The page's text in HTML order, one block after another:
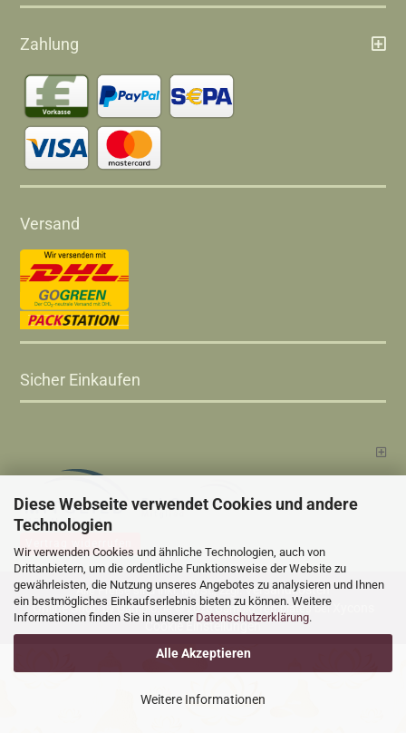
Diese Webseite verwendet Cookies und andere
Technologien
Wir verwenden Cookies und ähnliche Technologien, auch von
Drittanbietern, um die ordentliche Funktionsweise der Website zu
gewährleisten, die Nutzung unseres Angebotes zu analysieren und Ihnen
ein bestmögliches Einkaufserlebnis bieten zu können. Weitere
Informationen finden Sie in unserer Datenschutzerklärung.
Alle Akzeptieren
Weitere Informationen
Zahlung
Versand
Sicher Einkaufen
Alle Preise sind inkl. MwSt., zzgl.Versandkosten
Online Shopby Gambio.de © 2025 Gambio Templates bei
Cookie Einstellungen